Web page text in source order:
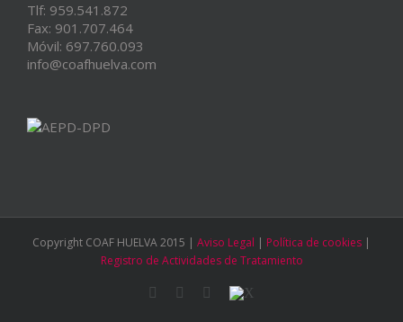
Tlf: 959.541.872
Fax: 901.707.464
Móvil: 697.760.093
info@coafhuelva.com
Copyright COAF HUELVA 2015 | Aviso Legal | Política de cookies |
Registro de Actividades de Tratamiento